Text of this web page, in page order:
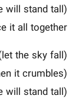
will stand tall)
it all together
the sky fall)
it crumbles)
will stand tall)